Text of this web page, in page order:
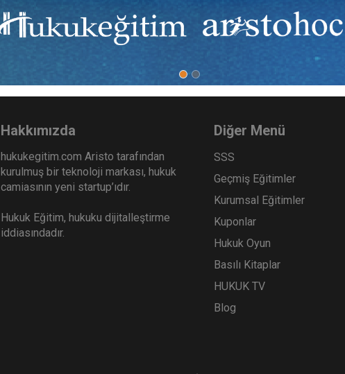
Ekibinize, Hukuk Eğitim’in birbirinden kaliteli
sınırsız erişim imkanı sunun.
Hakkımızda
hukukegitim.com Aristo tarafından
kurulmuş bir teknoloji markası, hukuk
camiasının yeni startup’ıdır.
Hukuk Eğitim, hukuku dijitalleştirme
iddiasındadır.
Diğer Menü
SSS
Geçmiş Eğitimler
Kurumsal Eğitimler
Kuponlar
Hukuk Oyun
Basılı Kitaplar
HUKUK TV
Blog